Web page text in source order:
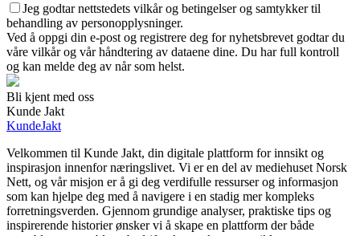
Jeg godtar nettstedets vilkår og betingelser og samtykker til
behandling av personopplysninger.
Ved å oppgi din e-post og registrere deg for nyhetsbrevet godtar du
våre vilkår og vår håndtering av dataene dine. Du har full kontroll
og kan melde deg av når som helst.
Bli kjent med oss
Kunde Jakt
KundeJakt
Velkommen til Kunde Jakt, din digitale plattform for innsikt og
inspirasjon innenfor næringslivet. Vi er en del av mediehuset Norsk
Nett, og vår misjon er å gi deg verdifulle ressurser og informasjon
som kan hjelpe deg med å navigere i en stadig mer kompleks
forretningsverden. Gjennom grundige analyser, praktiske tips og
inspirerende historier ønsker vi å skape en plattform der både